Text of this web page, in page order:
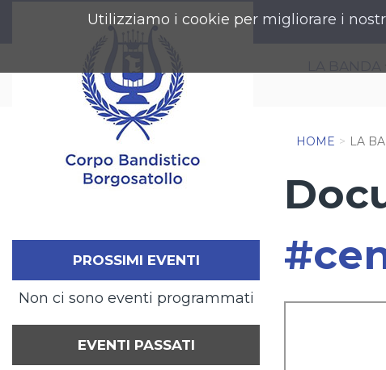
HOME LA
PROSSIMI EVENTI
Non ci sono eventi programmati
EVENTI PASSATI
Utilizziamo i cookie per migliorare i